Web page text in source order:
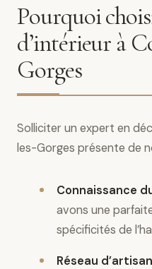
Pourquoi
d’intérieur à
Gorges
Solliciter un expert en
les-Gorges présente de
Connaissance
avons une
spécificités de
Réseau